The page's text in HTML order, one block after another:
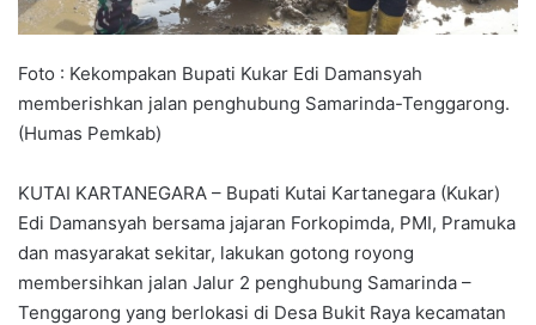
Foto : Kekompakan Bupati Kukar Edi Damansyah
memberishkan jalan penghubung Samarinda-Tenggarong.
(Humas Pemkab)
KUTAI KARTANEGARA – Bupati Kutai Kartanegara (Kukar)
Edi Damansyah bersama jajaran Forkopimda, PMI, Pramuka
dan masyarakat sekitar, lakukan gotong royong
membersihkan jalan Jalur 2 penghubung Samarinda –
Tenggarong yang berlokasi di Desa Bukit Raya kecamatan